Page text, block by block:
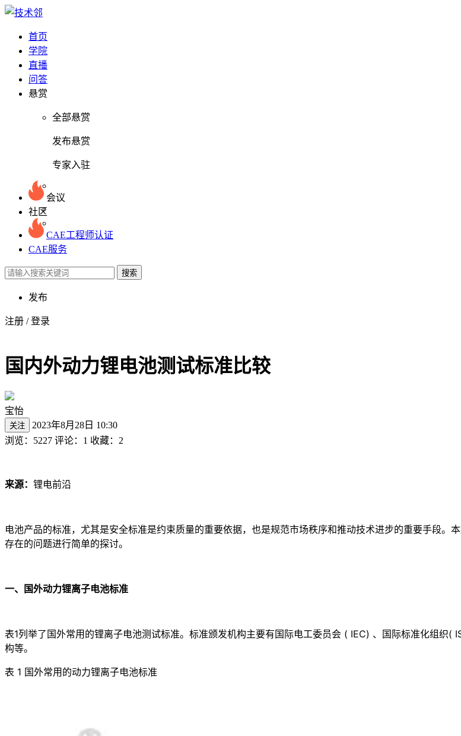
首页
学院
直播
问答
悬赏
全部悬赏
发布悬赏
专家入驻
会议
社区
CAE工程师认证
CAE服务
搜索
发布
注册 /登录
国内外动力锂电池测试标准比较
宝怡
关注
2023年8月28日 10:30
浏览：5227 评论：1 收藏：2
来源： 锂电前沿
电池产品的标准，尤其是安全标准是约束质量的重要依据，也是规范市场秩序和推动技术进步的重要手段
存在的问题进行简单的探讨。
一、国外动力锂离子电池标准
表1列举了国外常用的锂离子电池测试标准。标准颁发机构主要有国际电工委员会 ( IEC) 、国际标准化组织
构等。
表 1 国外常用的动力锂离子电池标准